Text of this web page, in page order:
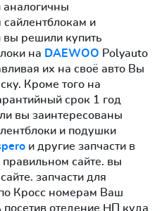
аналогичны
и
вы решили купить
на DAEWOO Polyauto
их на своё авто Вы
Кроме того на
срок 1 год
вы заинтересованы
и подушки
и другие запчасти в
сайте. вы
запчасти для
Кросс номерам Ваш
отедение НП куда